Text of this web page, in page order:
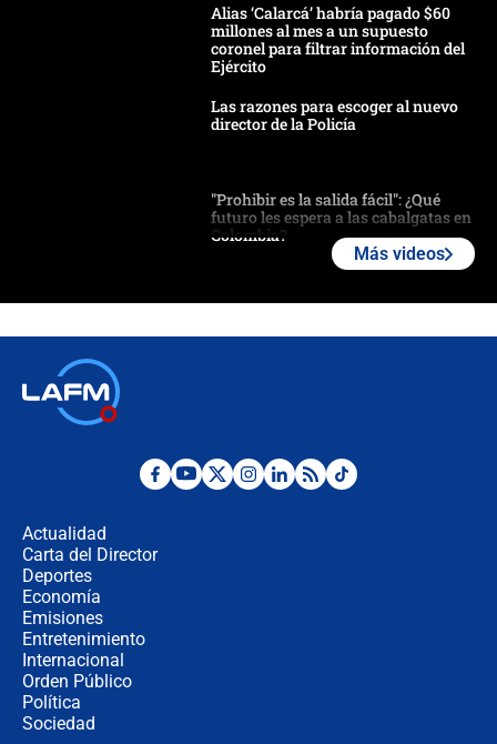
Alias ‘Calarcá’ habría pagado $60
millones al mes a un supuesto
coronel para filtrar información del
Ejército
Las razones para escoger al nuevo
director de la Policía
"Prohibir es la salida fácil": ¿Qué
futuro les espera a las cabalgatas en
Colombia?
Tras su posesión, presidente De la
Más videos
Actualidad
Carta del Director
Deportes
Economía
Emisiones
Entretenimiento
Internacional
Orden Público
Política
Sociedad